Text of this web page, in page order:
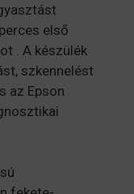
első
. A készülék
szkennelést
az Epson